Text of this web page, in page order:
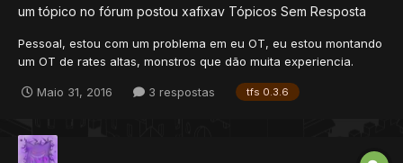
um tópico no fórum postou xafixav Tópicos Sem Resposta
Pessoal, estou com um problema em eu OT, eu estou montando
um OT de rates altas, monstros que dão muita experiencia.
ja esta 1x) Acaba que se a exp for acima de 2bilhões
o lvl 7...
Maio 31, 2016 3 respostas tfs 0.3.6